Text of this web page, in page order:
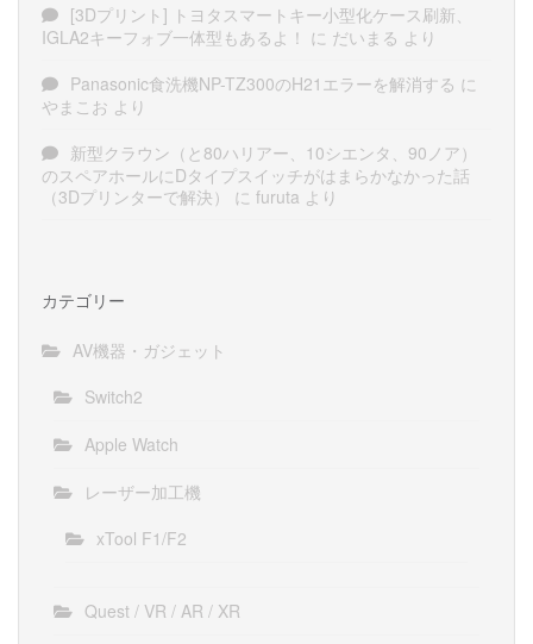
[3Dプリント] トヨタスマートキー小型化ケース刷新、
IGLA2キーフォブ一体型もあるよ！ に だいまる より
Panasonic食洗機NP-TZ300のH21エラーを解消する に
やまこお より
新型クラウン（と80ハリアー、10シエンタ、90ノア）
のスペアホールにDタイプスイッチがはまらかなかった話
（3Dプリンターで解決）
に furuta より
カテゴリー
AV機器・ガジェット
Switch2
Apple Watch
レーザー加工機
xTool F1/F2
Quest / VR / AR / XR